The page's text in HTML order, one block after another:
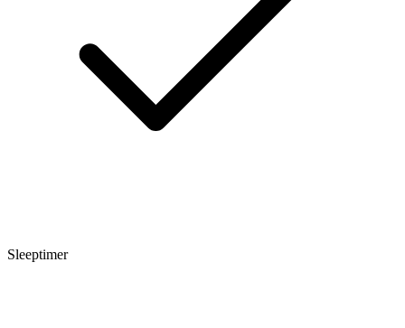
Sleeptimer